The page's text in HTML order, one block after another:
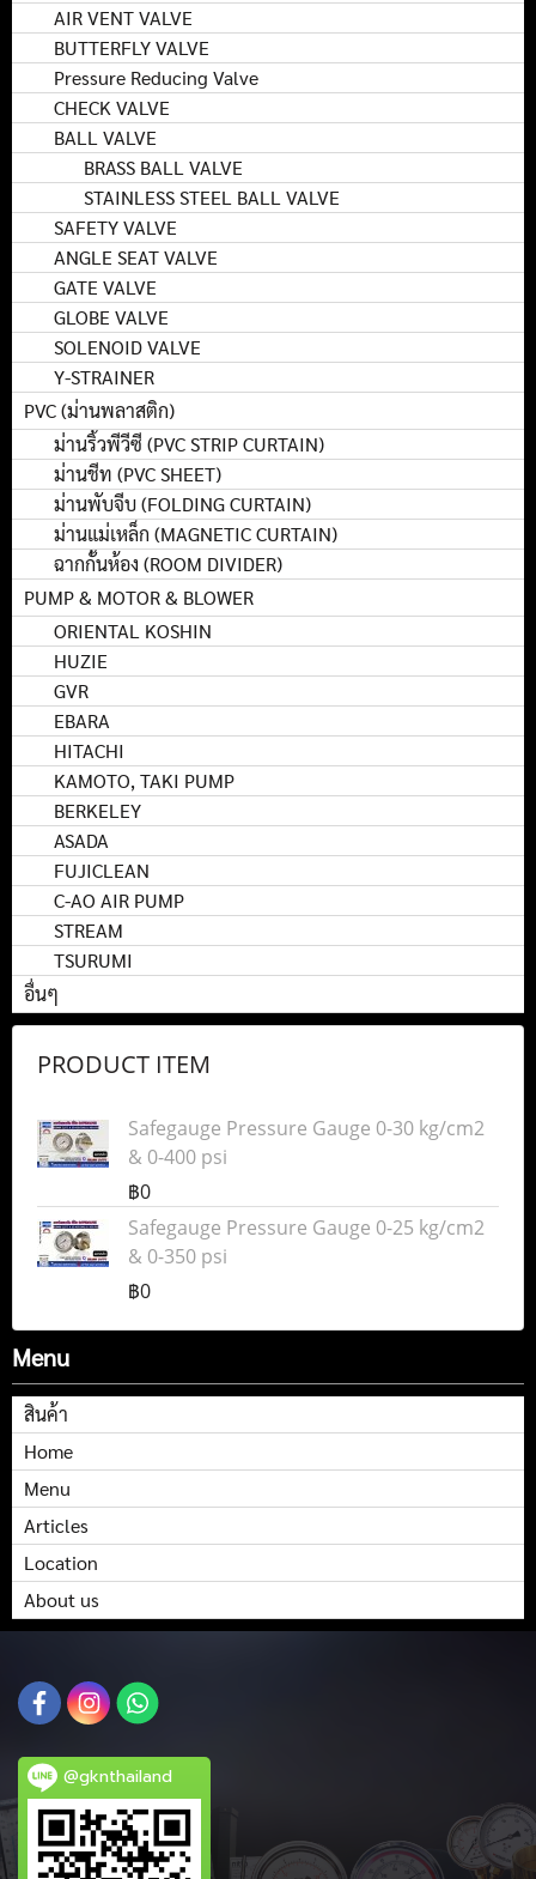
AIR VENT VALVE
BUTTERFLY VALVE
Pressure Reducing Valve
CHECK VALVE
BALL VALVE
BRASS BALL VALVE
STAINLESS STEEL BALL VALVE
SAFETY VALVE
ANGLE SEAT VALVE
GATE VALVE
GLOBE VALVE
SOLENOID VALVE
Y-STRAINER
PVC (ม่านพลาสติก)
ม่านริ้วพีวีซี (PVC STRIP CURTAIN)
ม่านชีท (PVC SHEET)
ม่านพับจีบ (FOLDING CURTAIN)
ม่านแม่เหล็ก (MAGNETIC CURTAIN)
ฉากกั้นห้อง (ROOM DIVIDER)
PUMP & MOTOR & BLOWER
ORIENTAL KOSHIN
HUZIE
GVR
EBARA
HITACHI
KAMOTO, TAKI PUMP
BERKELEY
ASADA
FUJICLEAN
C-AO AIR PUMP
STREAM
TSURUMI
อื่นๆ
PRODUCT ITEM
Safegauge Pressure Gauge 0-30 kg/cm2
& 0-400 psi
฿0
Safegauge Pressure Gauge 0-25 kg/cm2
& 0-350 psi
฿0
Menu
สินค้า
Home
Menu
Articles
Location
About us
@gknthailand